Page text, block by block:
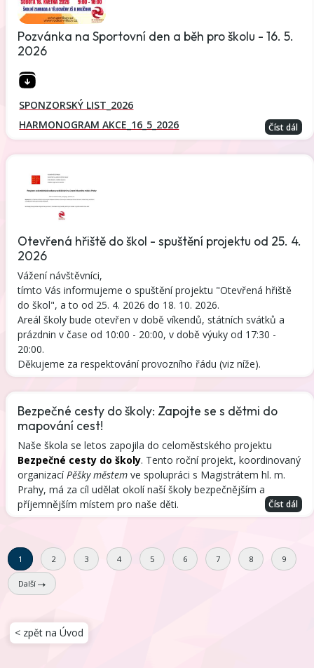
Pozvánka na Sportovní den a běh pro školu - 16. 5.
2026
SPONZORSKÝ LIST_2026
HARMONOGRAM AKCE_16_5_2026
Číst dál
Otevřená hřiště do škol - spuštění projektu od 25. 4.
2026
Vážení návštěvníci,
tímto Vás informujeme o spuštění projektu "Otevřená hřiště
do škol", a to od 25. 4. 2026 do 18. 10. 2026.
Areál školy bude otevřen v době víkendů, státních svátků a
prázdnin v čase od 10:00 - 20:00, v době výuky od 17:30 -
20:00.
Děkujeme za respektování provozního řádu (viz níže).
Bezpečné cesty do školy: Zapojte se s dětmi do
mapování cest!
Naše škola se letos zapojila do celoměstského projektu
Bezpečné cesty do školy. Tento roční projekt, koordinovaný
organizací Pěšky městemve spolupráci s Magistrátem hl. m.
Prahy, má za cíl udělat okolí naší školy bezpečnějším a
příjemnějším místem pro naše děti.
Číst dál
1 2 3 4 5 6 7 8 9
Další
< zpět na Úvod